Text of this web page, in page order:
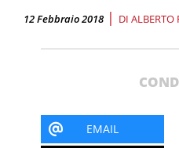
12 Febbraio 2018 | DI ALBERTO
EMAIL